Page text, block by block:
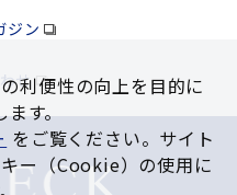
ジン
せ
利便性の向上を⽬的に
ます。
をご覧ください。サイト
ー（Cookie）の使⽤に